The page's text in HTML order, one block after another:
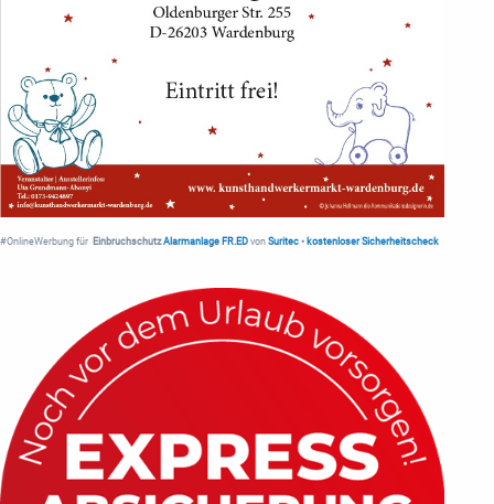
#OnlineWerbung für Einbruchschutz Alarmanlage FR.ED von Suritec • kostenloser Sicherheitscheck